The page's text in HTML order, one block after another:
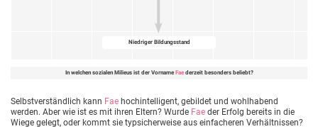
Niedriger Bildungsstand
In welchen sozialen Milieus ist der Vorname Faederzeit besonders beliebt?
Selbstverständlich kann Fae hochintelligent, gebildet und wohlhabend
werden. Aber wie ist es mit ihren Eltern? Wurde Fae der Erfolg bereits in die
Wiege gelegt, oder kommt sie typsicherweise aus einfacheren Verhältnissen?